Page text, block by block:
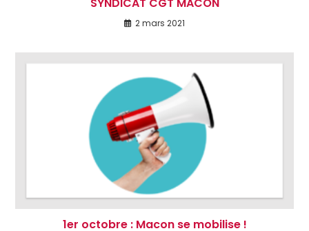
2 mars 2021
1er octobre : Macon se mobilise !